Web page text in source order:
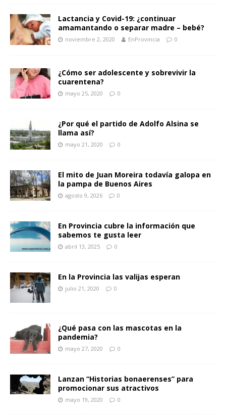
Lactancia y Covid-19: ¿continuar
amamantando o separar madre – bebé?
noviembre 2, 2020 EnProvincia 0
¿Cómo ser adolescente y sobrevivir la
cuarentena?
mayo 25, 2020 0
¿Por qué el partido de Adolfo Alsina se
llama así?
mayo 21, 2020 0
El mito de Juan Moreira todavía galopa en
la pampa de Buenos Aires
agosto 9, 2026 0
En Provincia cubre la información que
sabemos te gusta leer
abril 13, 2025 0
En la Provincia las valijas esperan
julio 21, 2020 0
¿Qué pasa con las mascotas en la
pandemia?
mayo 27, 2020 0
Lanzan “Historias bonaerenses” para
promocionar sus atractivos
mayo 19, 2020 0